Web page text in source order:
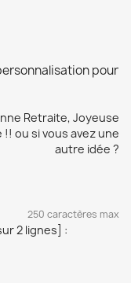
pour
Retraite, Joyeuse
!! ou si vous avez une
autre idée ?
250 caractères max
2 lignes] :